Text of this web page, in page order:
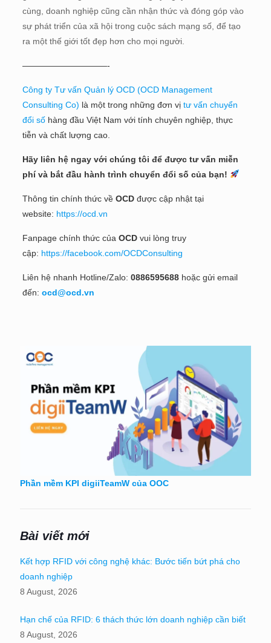
cùng, doanh nghiệp cũng cần nhận thức và đóng góp vào
sự phát triển của xã hội trong cuộc sách mạng số, để tạo
ra một thế giới tốt đẹp hơn cho mọi người.
——————————-
Công ty Tư vấn Quản lý OCD (OCD Management
Consulting Co) là một trong những đơn vị tư vấn chuyển
đổi sốhàng đầu Việt Nam với tính chuyên nghiệp, thực
tiễn và chất lượng cao.
Hãy liên hệ ngay với chúng tôi để được tư vấn miễn
phí và bắt đầu hành trình chuyển đổi số của bạn!
Thông tin chính thức về OCD được cập nhật tại
website: https://ocd.vn
Fanpage chính thức của OCD vui lòng truy
cập: https://facebook.com/OCDConsulting
Liên hệ nhanh Hotline/Zalo: 0886595688 hoặc gửi email
đến: ocd@ocd.vn
Phần mềm KPI digiiTeamW của OOC
Bài viết mới
Kết hợp RFID với công nghệ khác: Bước tiến bứt phá cho
doanh nghiệp
8 August, 2026
Hạn chế của RFID: 6 thách thức lớn doanh nghiệp cần biết
8 August, 2026